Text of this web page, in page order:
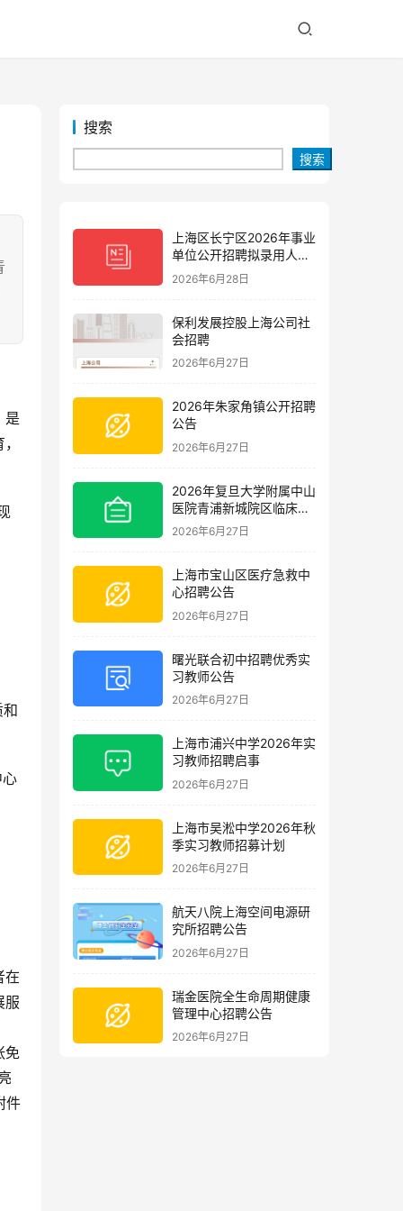
是
在
服
免
件
搜索
搜索
上海区长宁区2026年事业
单位公开招聘拟录用人员
公示(第三批)
2026年6月28日
保利发展控股上海公司社
会招聘
2026年6月27日
2026年朱家角镇公开招聘
公告
2026年6月27日
2026年复旦大学附属中山
医院青浦新城院区临床护
理岗位招聘启事
2026年6月27日
上海市宝山区医疗急救中
心招聘公告
2026年6月27日
曙光联合初中招聘优秀实
习教师公告
2026年6月27日
上海市浦兴中学2026年实
习教师招聘启事
2026年6月27日
上海市吴淞中学2026年秋
季实习教师招募计划
2026年6月27日
航天八院上海空间电源研
究所招聘公告
2026年6月27日
瑞金医院全生命周期健康
管理中心招聘公告
2026年6月27日